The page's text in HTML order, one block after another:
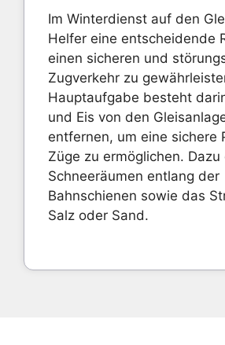
Im Winterdienst auf den
Helfer eine entscheidende
einen sicheren und
Zugverkehr zu
Hauptaufgabe besteht
und Eis von den
entfernen, um eine sichere
Züge zu ermöglichen.
Schneeräumen entlang der
Bahnschienen sowie das
Salz oder Sand.